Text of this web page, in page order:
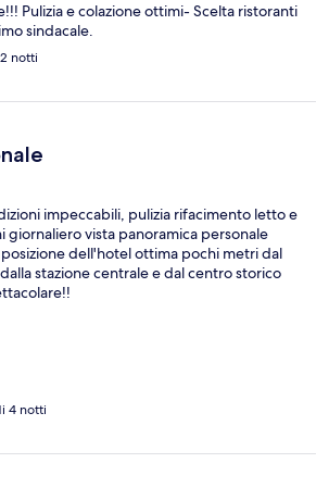
Pulizia e colazione ottimi- Scelta ristoranti
sindacale.
notti
impeccabili, pulizia rifacimento letto e
giornaliero vista panoramica personale
dell'hotel ottima pochi metri dal
stazione centrale e dal centro storico
4 notti